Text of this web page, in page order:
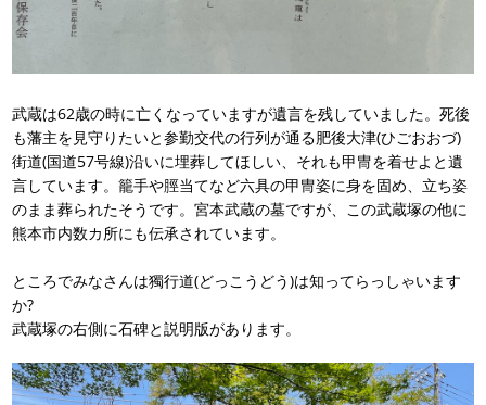
武蔵は62歳の時に亡くなっていますが遺言を残していました。死後
も藩主を見守りたいと参勤交代の行列が通る肥後大津(ひごおおづ)
街道(国道57号線)沿いに埋葬してほしい、それも甲冑を着せよと遺
言しています。籠手や脛当てなど六具の甲冑姿に身を固め、立ち姿
のまま葬られたそうです。宮本武蔵の墓ですが、この武蔵塚の他に
熊本市内数カ所にも伝承されています。
ところでみなさんは獨行道(どっこうどう)は知ってらっしゃいます
か?
武蔵塚の右側に石碑と説明版があります。